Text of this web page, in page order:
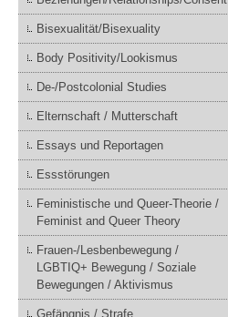
Bisexualität/Bisexuality
Body Positivity/Lookismus
De-/Postcolonial Studies
Elternschaft / Mutterschaft
Essays und Reportagen
Essstörungen
Feministische und Queer-Theorie /
Feminist and Queer Theory
Frauen-/Lesbenbewegung /
LGBTIQ+ Bewegung / Soziale
Bewegungen / Aktivismus
Gefängnis / Strafe